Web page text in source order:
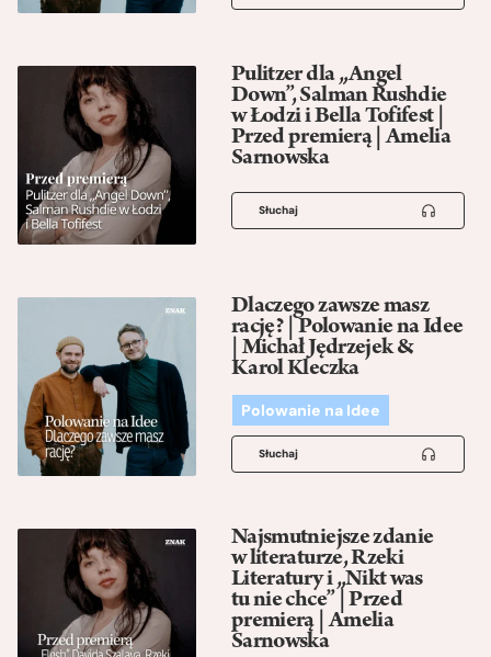
Pulitzer dla „Angel
Down”, Salman Rushdie
w Łodzi i Bella Tofifest |
Przed premierą | Amelia
Sarnowska
Słuchaj
Dlaczego zawsze masz
rację? | Polowanie na Idee
| Michał Jędrzejek &
Karol Kleczka
Polowanie na Idee
Słuchaj
Najsmutniejsze zdanie
w literaturze, Rzeki
Literatury i „Nikt was
tu nie chce” | Przed
premierą | Amelia
Sarnowska